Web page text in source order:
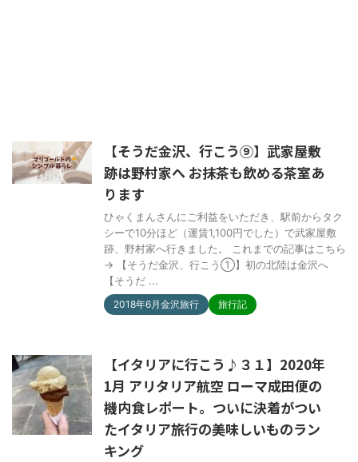
【そうだ金沢、行こう⑨】武家屋敷
跡は野村家へ お抹茶も飲める茶室あ
ります
ひゃくまんさんにご利益をいただき、駅前からタク
シーで10分ほど（運賃1,100円でした）で武家屋敷
跡、野村家へ行きました。 これまでの記事はこちら
→ 【そうだ金沢、行こう①】初の北陸は金沢へ
【そうだ ...
2018年6月金沢旅行 旅行記
【イタリアに行こう♪３１】2020年
1月 アリタリア航空 ローマ成田便の
機内食レポート。ついに決着がつい
たイタリア旅行の美味しいものラン
キング